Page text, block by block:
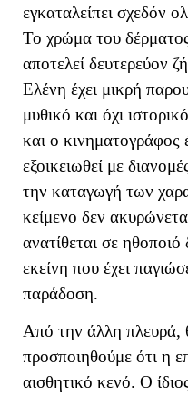
εγκαταλείπει σχεδόν
Το χρώμα του
αποτελεί δευτερεύον
Ελένη έχει μικρή
μυθικό και όχι
και ο κινηματογράφος
εξοικειωθεί με
την καταγωγή των
κείμενο δεν
ανατίθεται σε
εκείνη που έχει
παράδοση.
Από την άλλη πλευρά,
προσποιηθούμε ότι η
αισθητικό κενό. Ο